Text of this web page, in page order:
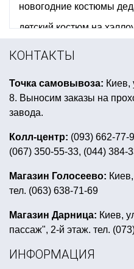
новогодние костюмы
детский костюм на
карнавальные костюмы
фольгированный шар
детский день рождения
хлопушка на новый год
детский день рождения
гангстерский стиль
букеты из шаров с гелием
фляга подарок
детский день рождения
подарки к выпускному
КОНТАКТЫ
Точка самовывоза: Киев,
8. Выносим заказы на
завода.
Колл-центр: (093) 662-77-
(067) 350-55-33, (044) 384-
Магазин Голосеево:
тел. (063) 638-71-69
Магазин Дарница: Киев,
пассаж", 2-й этаж. тел.
ИНФОРМАЦИЯ